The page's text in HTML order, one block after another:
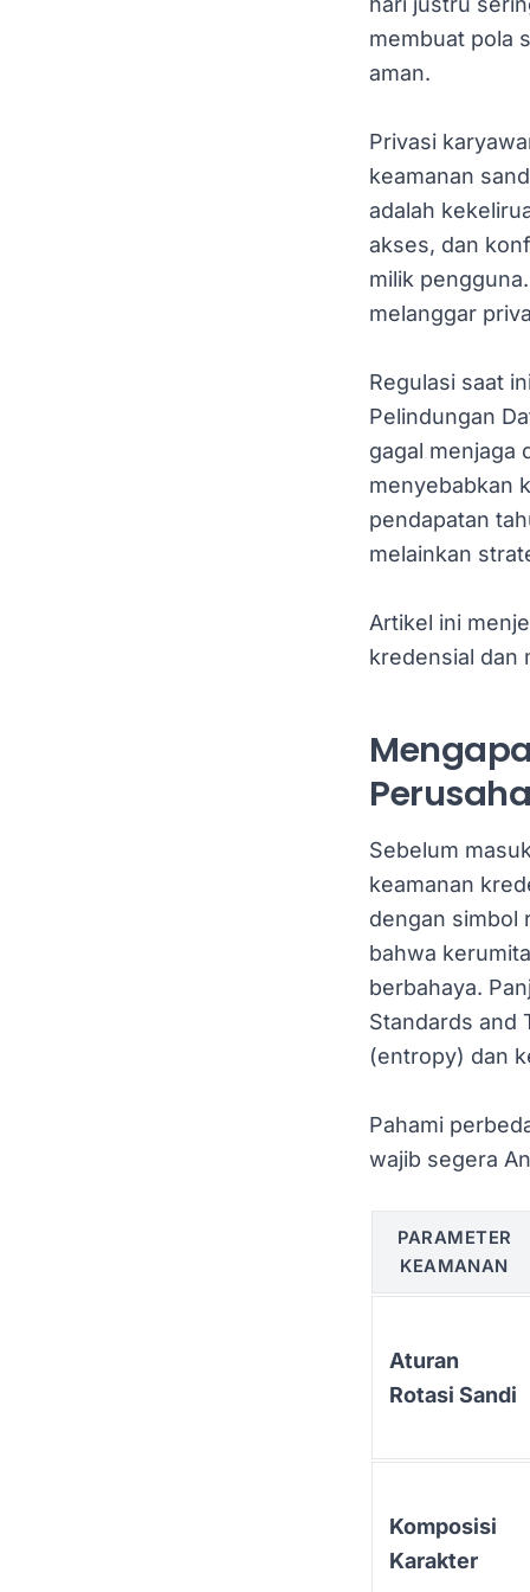
membuat pola
aman.
Privasi
keamanan
adalah
akses, dan
milik
melanggar
Regulasi saat
Pelindungan
gagal menjaga
menyebabkan
pendapatan
melainkan
Artikel ini
kredensial dan
Sebelum
keamanan
dengan simbol
bahwa
berbahaya.
Standards and
(entropy) dan
Pahami
wajib segera
PARAMETER
KEAMANAN
Aturan
Rotasi Sandi
Komposisi
Karakter